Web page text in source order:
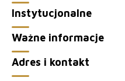
Instytucjonalne
Ważne informacje
Adres i kontakt